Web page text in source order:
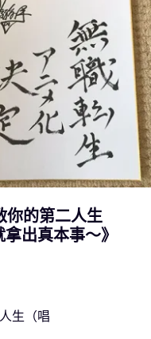
你的第二人生
出真本事～》
生（唱